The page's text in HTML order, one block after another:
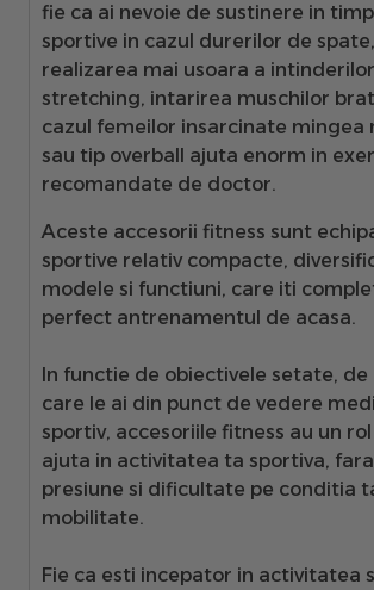
fie ca ai nevoie de sustinere in
sportive in cazul durerilor de
realizarea mai usoara a
stretching, intarirea muschilor
cazul femeilor insarcinate mingea
sau tip overball ajuta enorm in
recomandate de doctor.
Aceste accesorii fitness sunt
sportive relativ compacte,
modele si functiuni, care iti
perfect antrenamentul de acasa.
In functie de obiectivele setate, de
care le ai din punct de vedere
sportiv, accesoriile fitness au un
ajuta in activitatea ta sportiva,
presiune si dificultate pe conditia
mobilitate.
Fie ca esti incepator in activitatea